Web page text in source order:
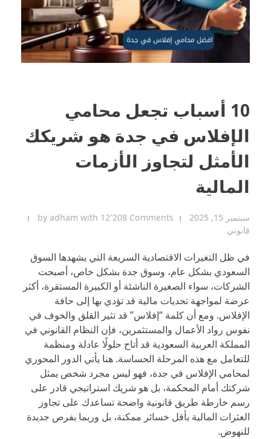
10 أسباب تجعل محامي
الإفلاس في جدة هو شريكك
الأمثل لتجاوز الأزمات
المالية
سبتمبر 15, 2025 by adham with 12٬208 Comments
قانوني
في ظل التغيرات الاقتصادية السريعة التي يشهدها السوق
السعودي بشكل عام، وسوق جدة بشكل خاص، أصبحت
الشركات، سواء الصغيرة الناشئة أو الكبيرة المستقرة، أكثر
عرضة لمواجهة تحديات مالية قد تؤدي بها إلى حافة
الإفلاس. ومع أن كلمة “إفلاس” قد تثير القلق والخوف في
نفوس رواد الأعمال والمستثمرين، فإن النظام القانوني في
المملكة العربية السعودية قد أتاح حلولًا عادلة ومنظمة
للتعامل مع هذه المرحلة الحساسة. هنا يأتي الدور المحوري
لمحامي الإفلاس في جدة، فهو ليس مجرد شخص يمثل
شركتك أمام المحكمة، بل هو شريك استراتيجي قادر على
رسم خارطة طريق قانونية واضحة تساعدك على تجاوز
العثرات المالية بأقل خسائر ممكنة، بل وربما بفرص جديدة
للنهوض.